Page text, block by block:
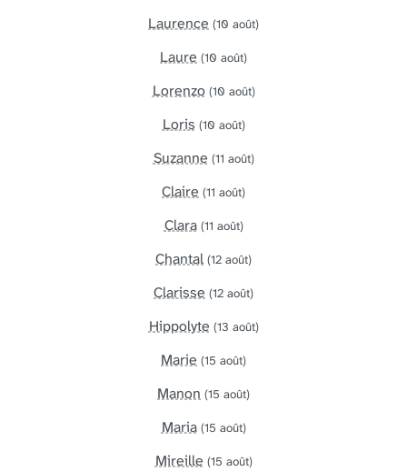
Laurence (10 août)
Laure (10 août)
Lorenzo (10 août)
Loris (10 août)
Suzanne (11 août)
Claire (11 août)
Clara (11 août)
Chantal (12 août)
Clarisse (12 août)
Hippolyte (13 août)
Marie (15 août)
Manon (15 août)
Maria (15 août)
Mireille (15 août)